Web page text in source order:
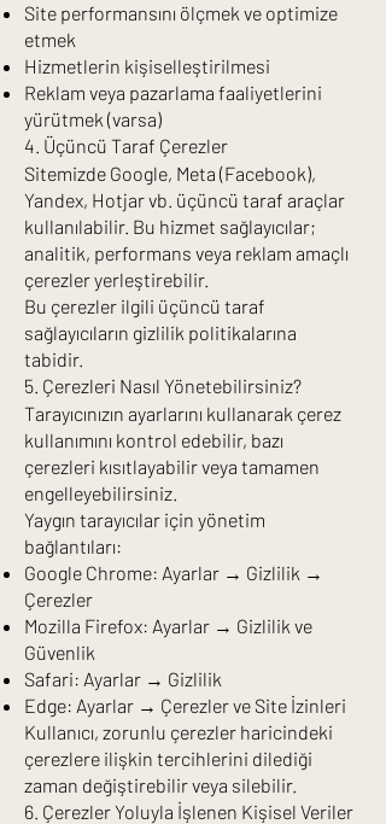
Site performansını ölçmek ve optimize
etmek
Hizmetlerin kişiselleştirilmesi
Reklam veya pazarlama faaliyetlerini
yürütmek (varsa)
4. Üçüncü Taraf Çerezler
Sitemizde Google, Meta (Facebook),
Yandex, Hotjar vb. üçüncü taraf araçlar
kullanılabilir. Bu hizmet sağlayıcılar;
analitik, performans veya reklam amaçlı
çerezler yerleştirebilir.
Bu çerezler ilgili üçüncü taraf
sağlayıcıların gizlilik politikalarına
tabidir.
5. Çerezleri Nasıl Yönetebilirsiniz?
Tarayıcınızın ayarlarını kullanarak çerez
kullanımını kontrol edebilir, bazı
çerezleri kısıtlayabilir veya tamamen
engelleyebilirsiniz.
Yaygın tarayıcılar için yönetim
bağlantıları:
Google Chrome: Ayarlar → Gizlilik →
Çerezler
Mozilla Firefox: Ayarlar → Gizlilik ve
Güvenlik
Safari: Ayarlar → Gizlilik
Edge: Ayarlar → Çerezler ve Site İzinleri
Kullanıcı, zorunlu çerezler haricindeki
çerezlere ilişkin tercihlerini dilediği
zaman değiştirebilir veya silebilir.
6. Çerezler Yoluyla İşlenen Kişisel Veriler